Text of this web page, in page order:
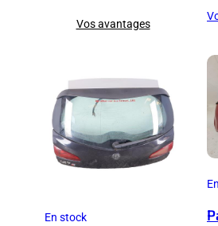
Vos avantages
En stock